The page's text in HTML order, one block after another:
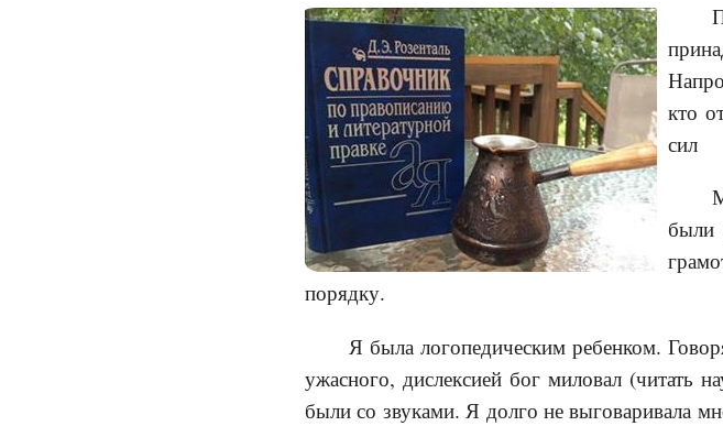
кто
сил
были
порядку.
Я была логопедическим ребенком.
ужасного, дислексией бог миловал (читать
были со звуками. Я долго не выговаривала